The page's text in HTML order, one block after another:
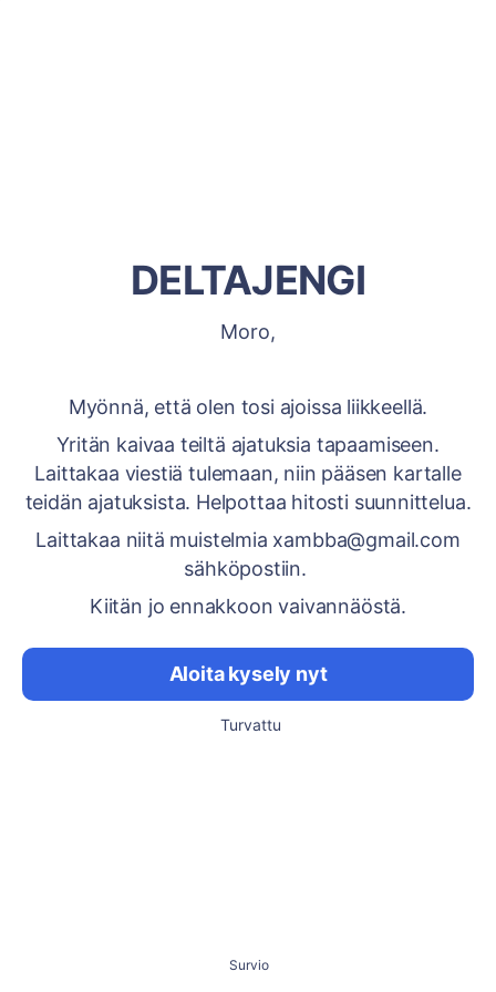
DELTAJENGI
Moro,
Myönnä, että olen tosi ajoissa liikkeellä.
Yritän kaivaa teiltä ajatuksia tapaamiseen.
Laittakaa viestiä tulemaan, niin pääsen kartalle
teidän ajatuksista. Helpottaa hitosti suunnittelua.
Laittakaa niitä muistelmia xambba@gmail.com
sähköpostiin.
Kiitän jo ennakkoon vaivannäöstä.
Aloita kysely nyt
Turvattu
Survio